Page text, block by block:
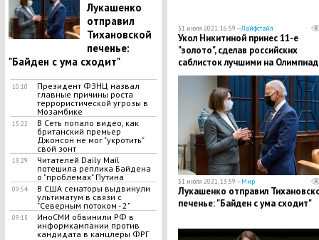
Лукашенко
отправил
Тихановской
печенье:
"Байден с ума сходит"
10:10
Президент ФЗНЦ назвал
главные причины роста
террористической угрозы в
Мозамбике
15:22
В Сеть попало видео, как
британский премьер
Джонсон не мог "укротить"
свой зонт
13:29
Читателей Daily Mail
потешила реплика Байдена
о "проблемах" Путина
09:54
В США сенаторы выдвинули
ультиматум в связи с
"Северным потоком - 2"
09:15
ИноСМИ обвинили РФ в
информкампании против
кандидата в канцлеры ФРГ
31 июля 2021, 16:59 —Лайфстайл
Укол Никитиной принес 11-е
"золото", сделав российских
саблисток лучшими на
2020
31 июля 2021, 13:59 —Мир
Лукашенко отправил
печенье: "Байден с ума сходит"